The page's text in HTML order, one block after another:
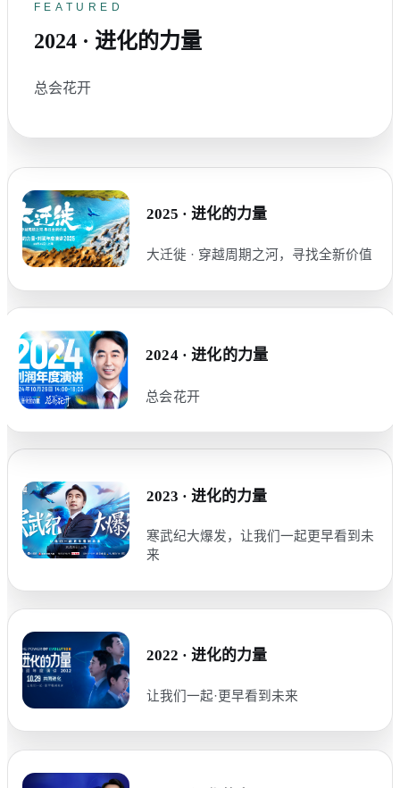
FEATURED
2024 · 进化的力量
总会花开
2025 · 进化的力量
大迁徙 · 穿越周期之河，寻找全新价值
2024 · 进化的力量
总会花开
2023 · 进化的力量
寒武纪大爆发，让我们一起更早看到未
来
2022 · 进化的力量
让我们一起·更早看到未来